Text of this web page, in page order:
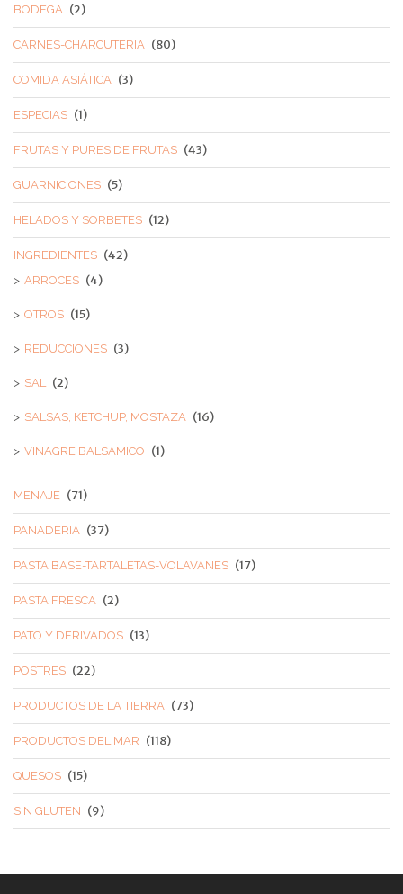
BODEGA (2)
CARNES-CHARCUTERIA (80)
COMIDA ASIÁTICA (3)
ESPECIAS (1)
FRUTAS Y PURES DE FRUTAS (43)
GUARNICIONES (5)
HELADOS Y SORBETES (12)
INGREDIENTES (42)
ARROCES (4)
OTROS (15)
REDUCCIONES (3)
SAL (2)
SALSAS, KETCHUP, MOSTAZA (16)
VINAGRE BALSAMICO (1)
MENAJE (71)
PANADERIA (37)
PASTA BASE-TARTALETAS-VOLAVANES (17)
PASTA FRESCA (2)
PATO Y DERIVADOS (13)
POSTRES (22)
PRODUCTOS DE LA TIERRA (73)
PRODUCTOS DEL MAR (118)
QUESOS (15)
SIN GLUTEN (9)